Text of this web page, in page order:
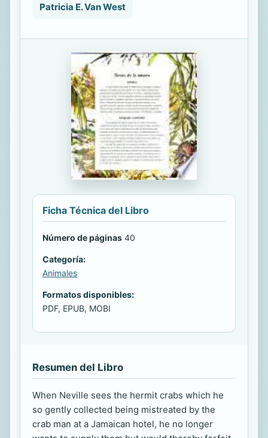
Patricia E. Van West
Ficha Técnica del Libro
Número de páginas 40
Categoría:
Animales
Formatos disponibles:
PDF, EPUB, MOBI
Resumen del Libro
When Neville sees the hermit crabs which he
so gently collected being mistreated by the
crab man at a Jamaican hotel, he no longer